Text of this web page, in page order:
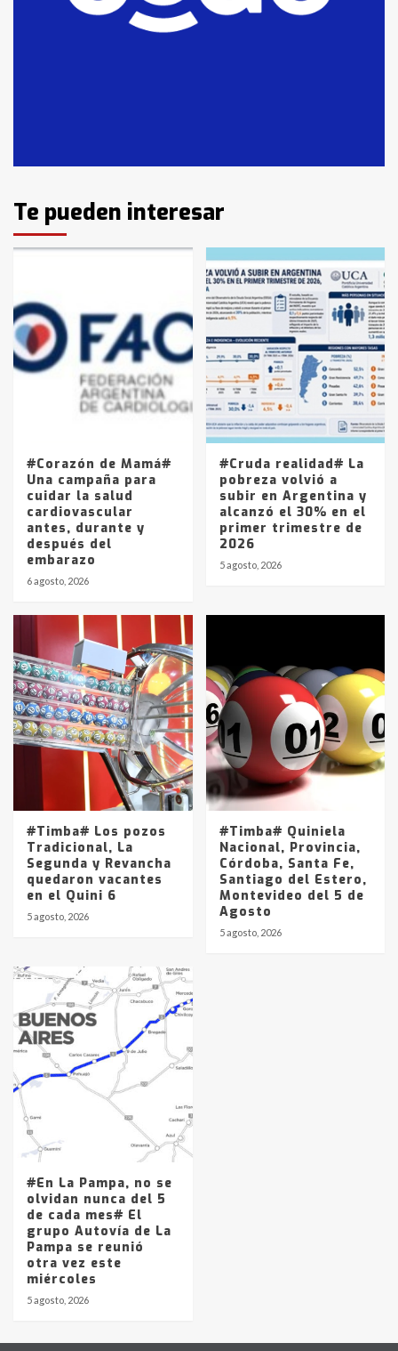
T.Lauquen: se vendió el edificio de
lo que fue la planta Industrial del
3
Identidad de los adolescentes
pampeanos que fueron
en la mañana del lunes
4
Accidente en Ruta 5: falleció un
joven de Trenque Lauquen
Los precios de los combustibles en
La Pampa, desde YPF hasta Axion
entre 857 a 1338 pesos
Te pueden interesar
#Corazón de Mamá#
Una campaña para
cuidar la salud
cardiovascular
antes, durante y
después del
embarazo
6 agosto, 2026
#Cruda realidad# La
pobreza volvió a
subir en Argentina y
alcanzó el 30% en el
primer trimestre de
2026
5 agosto, 2026
#Timba# Los pozos
Tradicional, La
Segunda y Revancha
quedaron vacantes
en el Quini 6
5 agosto, 2026
#Timba# Quiniela
Nacional, Provincia,
Córdoba, Santa Fe,
Santiago del Estero,
Montevideo del 5 de
Agosto
5 agosto, 2026
#En La Pampa, no se
olvidan nunca del 5
de cada mes# El
grupo Autovía de La
Pampa se reunió
otra vez este
miércoles
5 agosto, 2026